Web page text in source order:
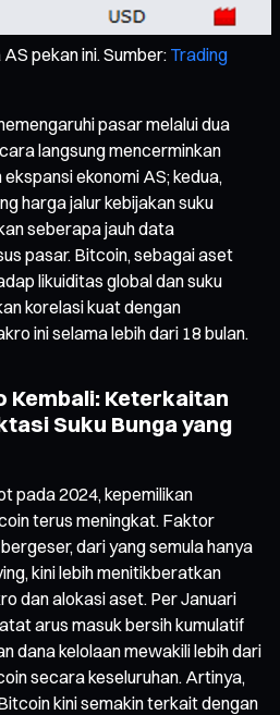
pekan ini. Sumber: Trading
pasar melalui dua
langsung mencerminkan
ekonomi AS; kedua,
harga jalur kebijakan suku
seberapa jauh data
pasar. Bitcoin, sebagai aset
likuiditas global dan suku
korelasi kuat dengan
ini selama lebih dari 18 bulan.
Keterkaitan
Suku Bunga yang
pada 2024, kepemilikan
terus meningkat. Faktor
dari yang semula hanya
kini lebih menitikberatkan
dan alokasi aset. Per Januari
arus masuk bersih kumulatif
dana kelolaan mewakili lebih dari
secara keseluruhan. Artinya,
kini semakin terkait dengan